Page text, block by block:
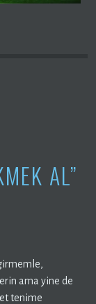
AL”
ama yine de
tenime